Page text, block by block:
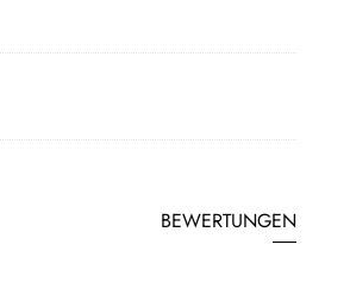
BEWERTUNGEN